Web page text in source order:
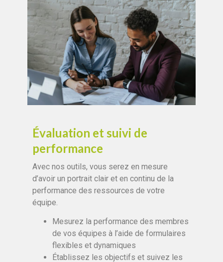
Évaluation et suivi de
performance
Avec nos outils, vous serez en mesure
d’avoir un portrait clair et en continu de la
performance des ressources de votre
équipe.
Mesurez la performance des membres
de vos équipes à l’aide de formulaires
flexibles et dynamiques
Établissez les objectifs et suivez les